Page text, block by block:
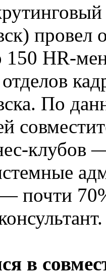
провел
150 HR-
По
клубов
почти
в